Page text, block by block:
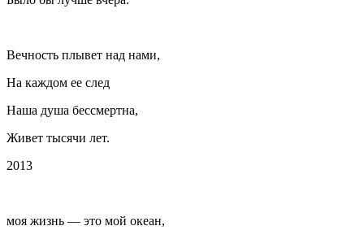
Вечность плывет над нами,
На каждом ее след
Наша душа бессмертна,
Живет тысячи лет.
2013
моя жизнь — это мой океан,